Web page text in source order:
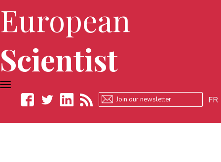
European
Scientist
FR
TOGGLE
NAVIGATION